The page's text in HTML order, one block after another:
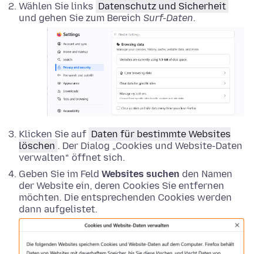
Wählen Sie links Datenschutz und Sicherheit
und gehen Sie zum Bereich Surf-Daten.
Klicken Sie auf Daten für bestimmte Websites
löschen . Der Dialog „Cookies und Website-Daten
verwalten“ öffnet sich.
Geben Sie im Feld Websites suchen den Namen
der Website ein, deren Cookies Sie entfernen
möchten. Die entsprechenden Cookies werden
dann aufgelistet.